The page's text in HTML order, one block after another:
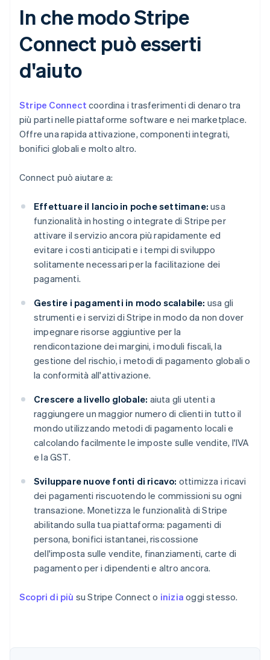
In che modo Stripe
Connect può esserti
d'aiuto
Stripe Connect coordina i trasferimenti di denaro tra
più parti nelle piattaforme software e nei marketplace.
Offre una rapida attivazione, componenti integrati,
bonifici globali e molto altro.
Connect può aiutare a:
Effettuare il lancio in poche settimane: usa
funzionalità in hosting o integrate di Stripe per
attivare il servizio ancora più rapidamente ed
evitare i costi anticipati e i tempi di sviluppo
solitamente necessari per la facilitazione dei
pagamenti.
Gestire i pagamenti in modo scalabile: usa gli
strumenti e i servizi di Stripe in modo da non dover
impegnare risorse aggiuntive per la
rendicontazione dei margini, i moduli fiscali, la
gestione del rischio, i metodi di pagamento globali o
la conformità all'attivazione.
Crescere a livello globale: aiuta gli utenti a
raggiungere un maggior numero di clienti in tutto il
mondo utilizzando metodi di pagamento locali e
calcolando facilmente le imposte sulle vendite, l'IVA
e la GST.
Sviluppare nuove fonti di ricavo: ottimizza i ricavi
dei pagamenti riscuotendo le commissioni su ogni
transazione. Monetizza le funzionalità di Stripe
abilitando sulla tua piattaforma: pagamenti di
persona, bonifici istantanei, riscossione
dell'imposta sulle vendite, finanziamenti, carte di
pagamento per i dipendenti e altro ancora.
Scopri di più su Stripe Connect o inizia oggi stesso.
English